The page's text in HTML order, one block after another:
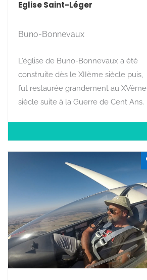
Eglise Saint-Léger
Buno-Bonnevaux
L’église de Buno-Bonnevaux a été
construite dès le XIIème siècle puis,
fut restaurée grandement au XVème
siècle suite à la Guerre de Cent Ans.